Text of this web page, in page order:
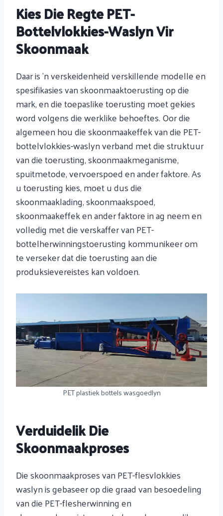
Kies Die Regte PET-
Bottelvlokkies-Waslyn Vir
Skoonmaak
Daar is 'n verskeidenheid verskillende modelle en
spesifikasies van skoonmaaktoerusting op die
mark, en die toepaslike toerusting moet gekies
word volgens die werklike behoeftes. Oor die
algemeen hou die skoonmaakeffek van die PET-
bottelvlokkies-waslyn verband met die struktuur
van die toerusting, skoonmaakmeganisme,
spuitmetode, vervoerspoed en ander faktore. As
u toerusting kies, moet u dus die
skoonmaaklading, skoonmaakspoed,
skoonmaakeffek en ander faktore in ag neem en
volledig met die verskaffer van PET-
bottelherwinningstoerusting kommunikeer om
te verseker dat die toerusting aan die
produksievereistes kan voldoen.
PET plastiek bottels wasgoedlyn
Verduidelik Die
Skoonmaakproses
Die skoonmaakproses van PET-flesvlokkies
waslyn is gebaseer op die graad van besoedeling
van die PET-flesherwinning en